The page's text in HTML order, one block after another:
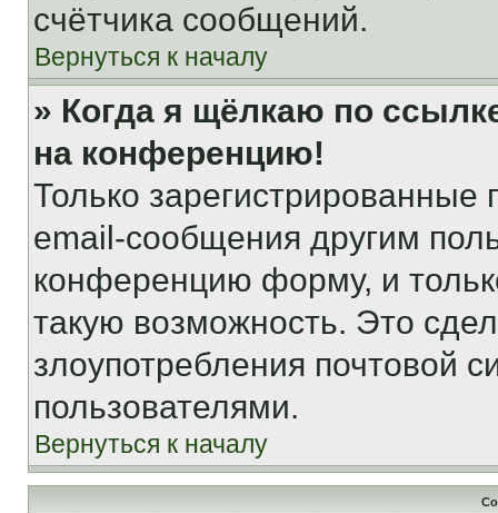
счётчика сообщений.
Вернуться к началу
» Когда я щёлкаю по
на конференцию!
Только зарегистрированные
email-сообщения другим
конференцию форму, и
такую возможность. Это
злоупотребления почтовой
пользователями.
Вернуться к началу